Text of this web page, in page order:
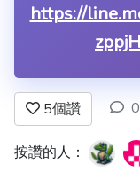
https://
5個讚
按讚的人：